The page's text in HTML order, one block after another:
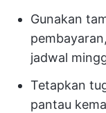
Gunakan
jadwal
Tetapkan
pantau